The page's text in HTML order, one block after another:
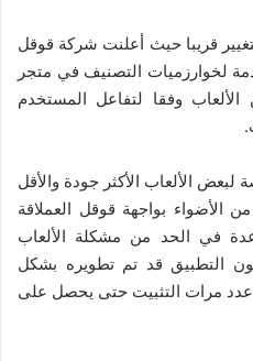
قريبا حيث أعلنت شركة قوقل
لخوارزميات التصنيف في متجر
وفقا لتفاعل المستخدم
الألعاب الأكثر جودة والأقل
الأضواء بواجهة قوقل العملاقة
في الحد من مشكلة الألعاب
التطبيق قد تم تطويره بشكل
مرات التثبيت حتى يحصل على